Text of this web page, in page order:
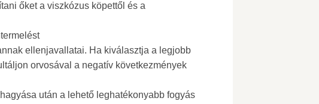
őket a viszkózus köpettől és a
ellenjavallatai. Ha kiválasztja a legjobb
orvosával a negatív következmények
után a lehető leghatékonyabb fogyás